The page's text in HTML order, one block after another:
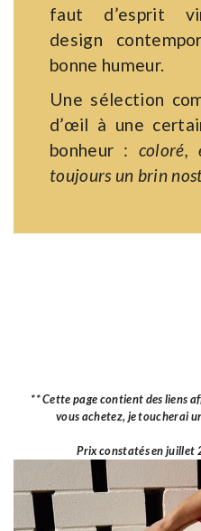
faut d’esprit
design
bonne humeur.
Une sélection
d’œil à une
bonheur : coloré,
toujours un brin
** Cette page contient des liens
vous achetez, je toucherai
Prix constatés en juillet